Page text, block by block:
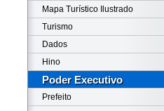
Mapa Turístico Ilustrado
Turismo
Dados
Hino
Poder Executivo
Prefeito